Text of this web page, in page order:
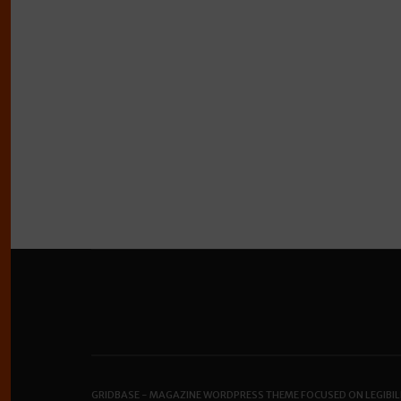
GRIDBASE - MAGAZINE WORDPRESS THEME FOCUSED ON